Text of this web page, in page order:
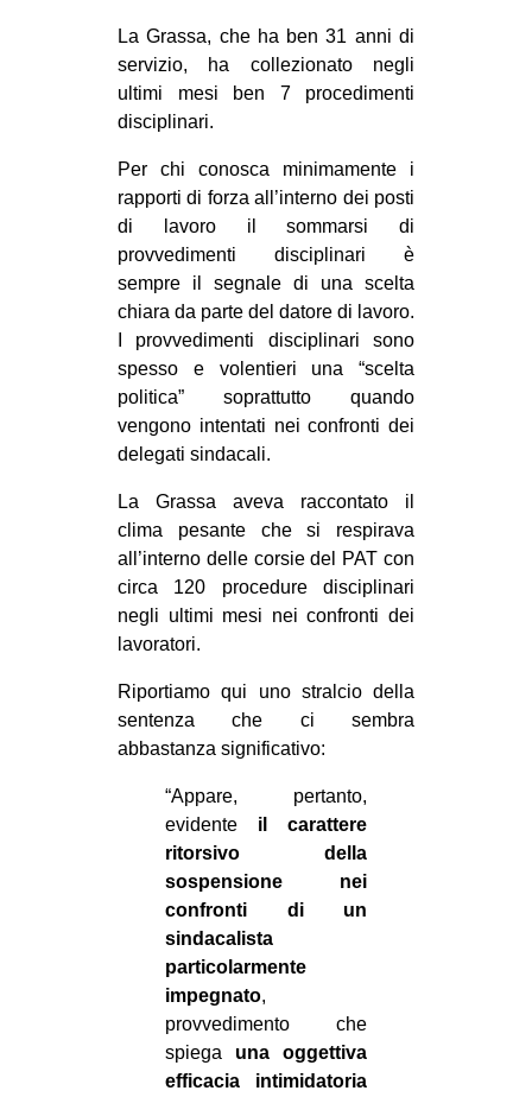
CULTURE
CINEMA
MANIFESTI
MUSICA
RECENSIONI
INTERNAZIONALE
AFRICA
AMERICHE
EUROPA
MEDIO ORIENTE
MONDO
in
Fb
tw
ms
SEARCH
La Grassa, che ha ben 31 anni di
servizio, ha collezionato negli
ultimi mesi ben 7 procedimenti
disciplinari.
Per chi conosca minimamente i
rapporti di forza all’interno dei posti
di lavoro il sommarsi di
provvedimenti disciplinari è
sempre il segnale di una scelta
chiara da parte del datore di lavoro.
I provvedimenti disciplinari sono
spesso e volentieri una “scelta
politica” soprattutto quando
vengono intentati nei confronti dei
delegati sindacali.
La Grassa aveva raccontato il
clima pesante che si respirava
all’interno delle corsie del PAT con
circa 120 procedure disciplinari
negli ultimi mesi nei confronti dei
lavoratori.
Riportiamo qui uno stralcio della
sentenza che ci sembra
abbastanza significativo:
“Appare, pertanto,
evidente il carattere
ritorsivo della
sospensione nei
confronti di un
sindacalista
particolarmente
impegnato,
provvedimento che
spiega una oggettiva
efficacia intimidatoria